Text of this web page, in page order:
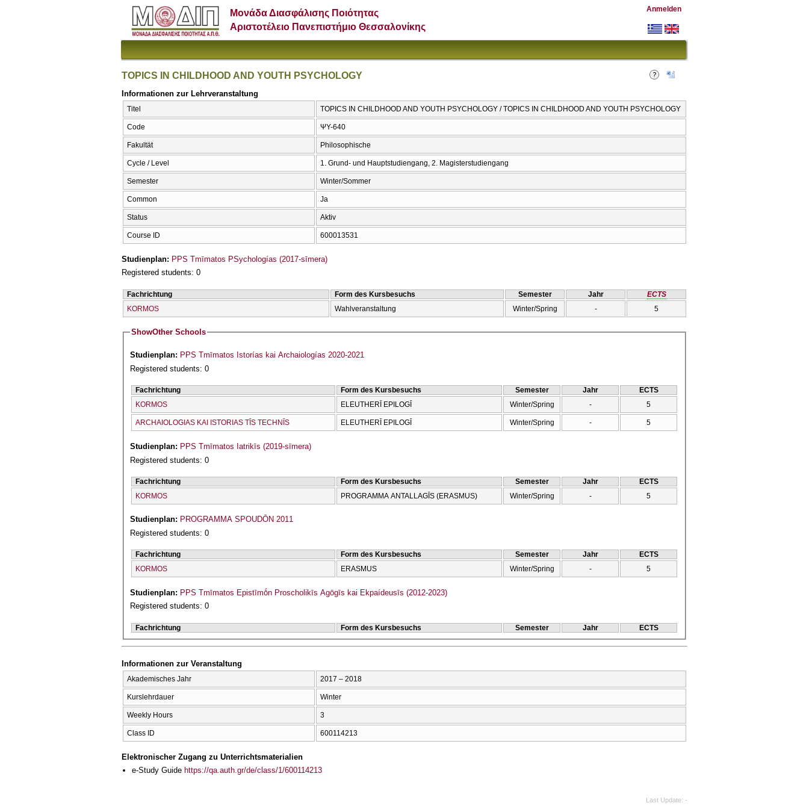
Μονάδα Διασφάλισης Ποιότητας
Αριστοτέλειο Πανεπιστήμιο Θεσσαλονίκης
Anmelden
TOPICS IN CHILDHOOD AND YOUTH PSYCHOLOGY
Informationen zur Lehrveranstaltung
Titel TOPICS IN CHILDHOOD AND YOUTH PSYCHOLOGY / TOPICS IN CHILDHOOD AND YOUTH PSYCHOLOGY
Code ΨΥ-640
Fakultät Philosophische
Cycle / Level 1. Grund- und Hauptstudiengang, 2. Magisterstudiengang
Semester Winter/Sommer
Common Ja
Status Aktiv
Course ID 600013531
Studienplan: PPS Tmīmatos PSychologías (2017-sīmera)
Registered students: 0
Fachrichtung Form des Kursbesuchs Semester Jahr
ECTS
KORMOS
Wahlveranstaltung Winter/Spring - 5
ShowOther Schools
Studienplan: PPS Tmīmatos Istorías kai Archaiologías 2020-2021
Registered students: 0
Fachrichtung Form des Kursbesuchs Semester Jahr
ECTS
KORMOS
ELEUTHERĪ EPILOGĪ Winter/Spring - 5
ARCΗAIOLOGIAS KAI ISTORIAS TĪS TECΗNĪS ELEUTHERĪ EPILOGĪ Winter/Spring - 5
Studienplan: PPS Tmīmatos Iatrikīs (2019-sīmera)
Registered students: 0
Fachrichtung Form des Kursbesuchs Semester Jahr
ECTS
KORMOS
PROGRAMMA ANTALLAGĪS (ERASMUS) Winter/Spring - 5
Studienplan: PROGRAMMA SPOUDŌN 2011
Registered students: 0
Fachrichtung Form des Kursbesuchs Semester Jahr
ECTS
KORMOS
ERASMUS Winter/Spring - 5
Studienplan: PPS Tmīmatos Epistīmṓn Proscholikīs Agōgīs kai Ekpaídeusīs (2012-2023)
Registered students: 0
Fachrichtung Form des Kursbesuchs Semester Jahr ECTS
Informationen zur Veranstaltung
Akademisches Jahr 2017 – 2018
Kurslehrdauer Winter
Weekly Hours 3
Class ID 600114213
Elektronischer Zugang zu Unterrichtsmaterialien
e-Study Guide https://qa.auth.gr/de/class/1/600114213
Last Update -